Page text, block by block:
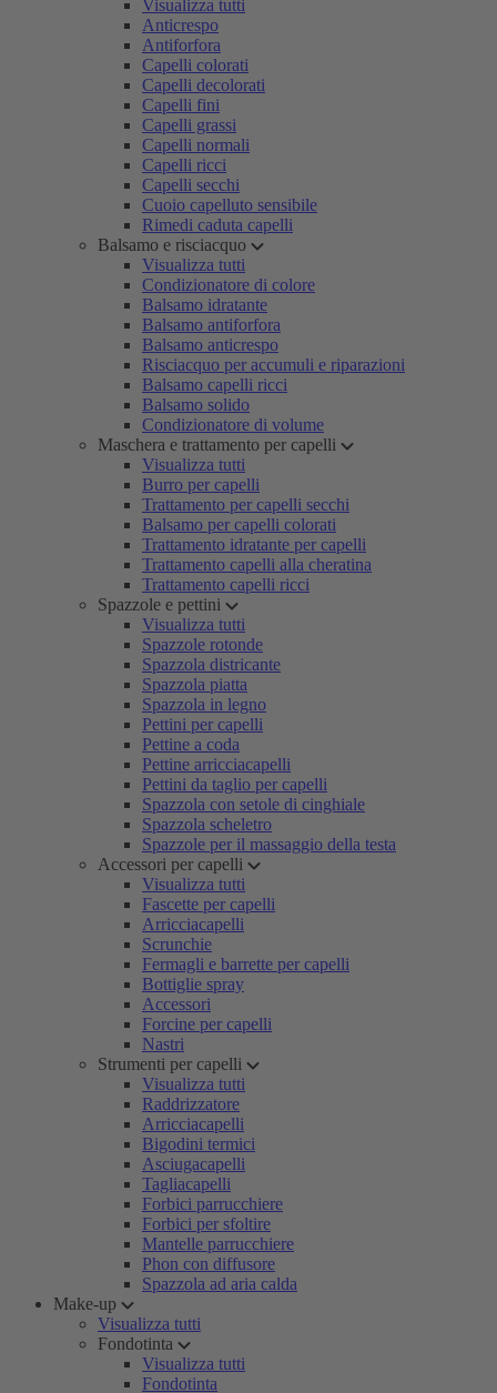
Visualizza tutti
Anticrespo
Antiforfora
Capelli colorati
Capelli decolorati
Capelli fini
Capelli grassi
Capelli normali
Capelli ricci
Capelli secchi
Cuoio capelluto sensibile
Rimedi caduta capelli
Balsamo e risciacquo
Visualizza tutti
Condizionatore di colore
Balsamo idratante
Balsamo antiforfora
Balsamo anticrespo
Risciacquo per accumuli e riparazioni
Balsamo capelli ricci
Balsamo solido
Condizionatore di volume
Maschera e trattamento per capelli
Visualizza tutti
Burro per capelli
Trattamento per capelli secchi
Balsamo per capelli colorati
Trattamento idratante per capelli
Trattamento capelli alla cheratina
Trattamento capelli ricci
Spazzole e pettini
Visualizza tutti
Spazzole rotonde
Spazzola districante
Spazzola piatta
Spazzola in legno
Pettini per capelli
Pettine a coda
Pettine arricciacapelli
Pettini da taglio per capelli
Spazzola con setole di cinghiale
Spazzola scheletro
Spazzole per il massaggio della testa
Accessori per capelli
Visualizza tutti
Fascette per capelli
Arricciacapelli
Scrunchie
Fermagli e barrette per capelli
Bottiglie spray
Accessori
Forcine per capelli
Nastri
Strumenti per capelli
Visualizza tutti
Raddrizzatore
Arricciacapelli
Bigodini termici
Asciugacapelli
Tagliacapelli
Forbici parrucchiere
Forbici per sfoltire
Mantelle parrucchiere
Phon con diffusore
Spazzola ad aria calda
Make-up
Visualizza tutti
Fondotinta
Visualizza tutti
Fondotinta